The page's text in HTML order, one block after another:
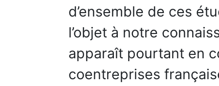
d’ensemble de ces
l’objet à notre
apparaît pourtant en
coentreprises